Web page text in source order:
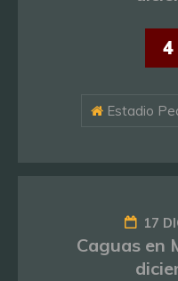
4
Estadio
17
Caguas en